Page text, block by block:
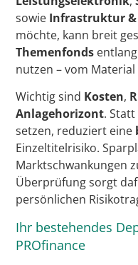
sowie Infrastruktur &
möchte, kann breit
Themenfonds
nutzen – vom
Wichtig sind Kosten,
Anlagehorizont.
setzen, reduziert eine
Einzeltitelrisiko.
Marktschwankungen
Überprüfung sorgt
persönlichen
Ihr bestehendes
PROfinance